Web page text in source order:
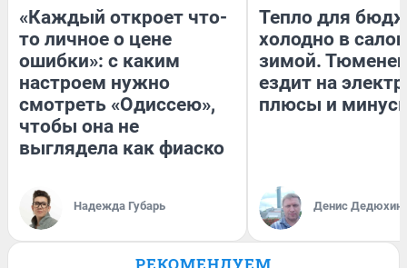
«Каждый откроет что-
то личное о цене
ошибки»: с каким
настроем нужно
смотреть «Одиссею»,
чтобы она не
выглядела как фиаско
Надежда Губарь
Тепло для
холодно в
зимой.
ездит на
плюсы и
Денис Дедюхин